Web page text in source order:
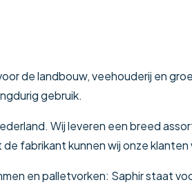
de landbouw, veehouderij en
gebruik.
Wij leveren een breed
fabrikant kunnen wij onze
en palletvorken: Saphir staat